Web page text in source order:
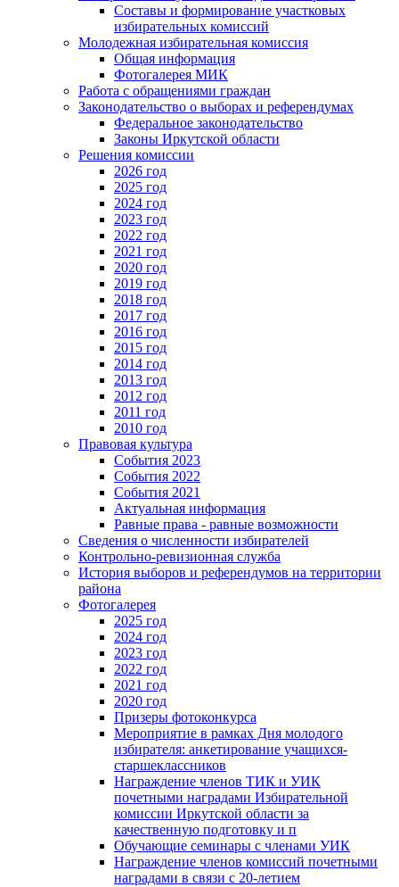
Составы и формирование участковых
избирательных комиссий
Молодежная избирательная комиссия
Общая информация
Фотогалерея МИК
Работа с обращениями граждан
Законодательство о выборах и референдумах
Федеральное законодательство
Законы Иркутской области
Решения комиссии
2026 год
2025 год
2024 год
2023 год
2022 год
2021 год
2020 год
2019 год
2018 год
2017 год
2016 год
2015 год
2014 год
2013 год
2012 год
2011 год
2010 год
Правовая культура
События 2023
События 2022
События 2021
Актуальная информация
Равные права - равные возможности
Сведения о численности избирателей
Контрольно-ревизионная служба
История выборов и референдумов на территории
района
Фотогалерея
2025 год
2024 год
2023 год
2022 год
2021 год
2020 год
Призеры фотоконкурса
Мероприятие в рамках Дня молодого
избирателя: анкетирование учащихся-
старшеклассников
Награждение членов ТИК и УИК
почетными наградами Избирательной
комиссии Иркутской области за
качественную подготовку и п
Обучающие семинары с членами УИК
Награждение членов комиссий почетными
наградами в связи с 20-летием